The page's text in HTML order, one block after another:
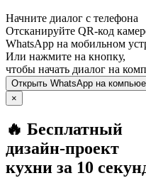
Начните диалог с телефона
Отсканируйте QR-код
WhatsApp на мобильном
Или нажмите на кнопку,
чтобы начать диалог на
Открыть WhatsApp на
×
🔥 Бесплатный
дизайн-проект
кухни за 10